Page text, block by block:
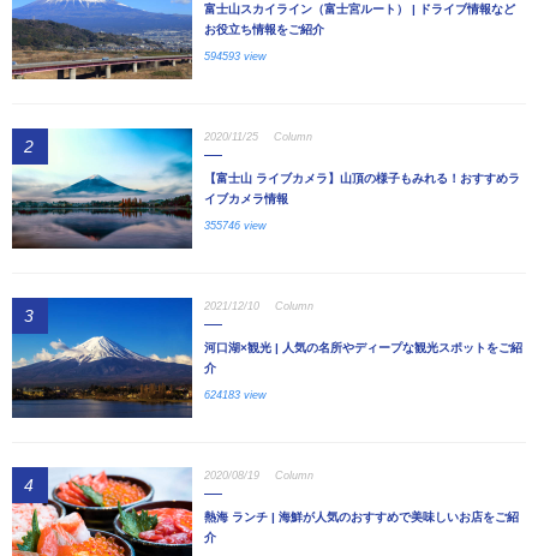
富士山スカイライン（富士宮ルート） | ドライブ情報など
お役立ち情報をご紹介
594593 view
2 2020/11/25 Column
【富士山 ライブカメラ】山頂の様子もみれる！おすすめラ
イブカメラ情報
355746 view
3 2021/12/10 Column
河口湖×観光 | 人気の名所やディープな観光スポットをご紹
介
624183 view
4 2020/08/19 Column
熱海 ランチ | 海鮮が人気のおすすめで美味しいお店をご紹
介